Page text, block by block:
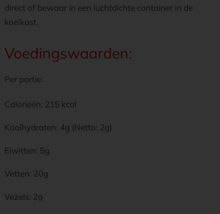
direct of bewaar in een luchtdichte container in de
koelkast.
Voedingswaarden:
Per portie:
Calorieën: 215 kcal
Koolhydraten: 4g (Netto: 2g)
Eiwitten: 5g
Vetten: 20g
Vezels: 2g